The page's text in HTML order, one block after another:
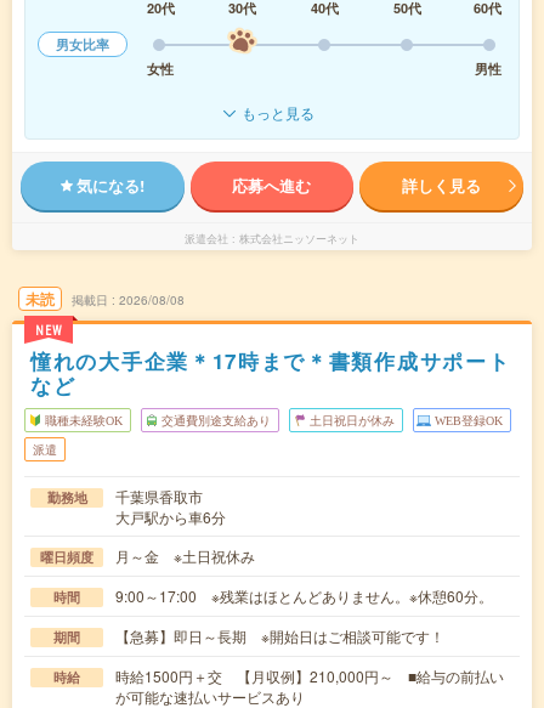
20代 30代 40代 50代
60代
男女比率
女性
男性
もっと見る
気になる! 応募へ進む 詳しく見る
派遣会社 株式会社ニッソーネット
未読
NEW
掲載日 2026/08/08
憧れの大手企業＊17時まで＊書類作成サポート
など
職種未経験OK 交通費別途支給あり 土日祝日が休み WEB登録OK
派遣
勤務地
千葉県香取市
大戸駅から車6分
曜日頻度 月～金 ※土日祝休み
時間 9:00～17:00 ※残業はほとんどありません。※休憩60分。
期間 【急募】即日～長期 ※開始日はご相談可能です！
時給
時給1500円＋交 【月収例】210,000円～ ■給与の前払い
が可能な速払いサービスあり